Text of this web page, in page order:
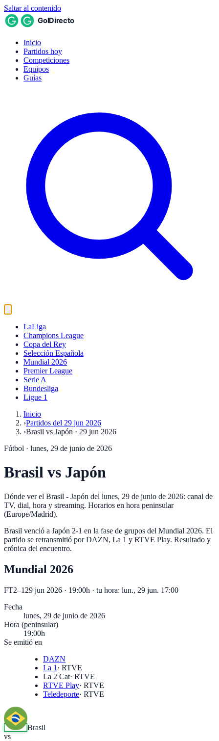
Saltar al contenido
Inicio
Partidos hoy
Competiciones
Equipos
Guías
LaLiga
Champions League
Copa del Rey
Selección Española
Mundial 2026
Premier League
Serie A
Bundesliga
Ligue 1
Inicio
›Partidos del 29 jun 2026
›Brasil vs Japón · 29 jun 2026
Fútbol · lunes, 29 de junio de 2026
Brasil vs Japón
Dónde ver el Brasil - Japón del lunes, 29 de junio de 2026: canal de
TV, dial, hora y streaming. Horarios en hora peninsular
(Europe/Madrid).
Brasil venció a Japón 2-1 en la fase de grupos del Mundial 2026. El
partido se retransmitió por DAZN, La 1 y RTVE Play. Resultado y
crónica del encuentro.
Mundial 2026
FT2–1 29 jun 2026 · 19:00h · tu hora: lun., 29 jun. 17:00
Fecha
lunes, 29 de junio de 2026
Hora (peninsular)
19:00h
Se emitió en
DAZN
La 1 · RTVE
La 2 Cat· RTVE
RTVE Play· RTVE
Teledeporte· RTVE
Brasil
vs